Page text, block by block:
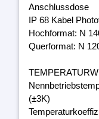
Anschlussdose
IP 68 Kabel
Hochformat: N
Querformat: N
(±3K)